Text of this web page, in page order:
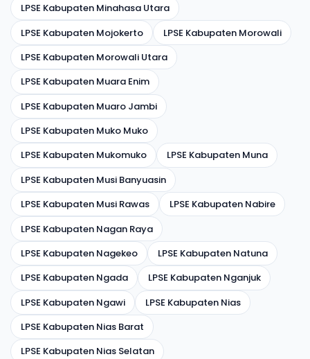
LPSE Kabupaten Minahasa Utara
LPSE Kabupaten Mojokerto
LPSE Kabupaten Morowali
LPSE Kabupaten Morowali Utara
LPSE Kabupaten Muara Enim
LPSE Kabupaten Muaro Jambi
LPSE Kabupaten Muko Muko
LPSE Kabupaten Mukomuko
LPSE Kabupaten Muna
LPSE Kabupaten Musi Banyuasin
LPSE Kabupaten Musi Rawas
LPSE Kabupaten Nabire
LPSE Kabupaten Nagan Raya
LPSE Kabupaten Nagekeo
LPSE Kabupaten Natuna
LPSE Kabupaten Ngada
LPSE Kabupaten Nganjuk
LPSE Kabupaten Ngawi
LPSE Kabupaten Nias
LPSE Kabupaten Nias Barat
LPSE Kabupaten Nias Selatan